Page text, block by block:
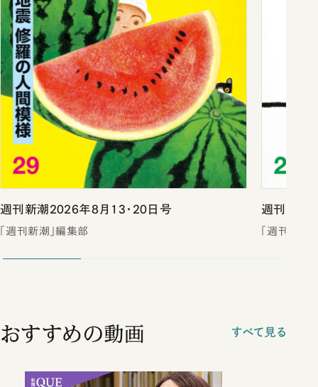
週刊新潮2026年8月13・20日号
「週刊新潮」編集部
週刊新潮
「週刊新潮
おすすめの動画 すべて見る